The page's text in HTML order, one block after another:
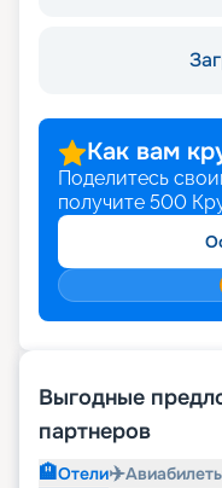
Как вам
Поделитесь
получите 500
Выгодные
партнеров
🏨Отели✈️